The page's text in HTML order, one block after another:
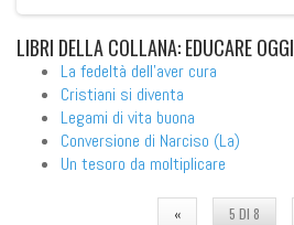
LIBRI DELLA COLLANA: EDUCARE OGGI
La fedeltà dell'aver cura
Cristiani si diventa
Legami di vita buona
Conversione di Narciso (La)
Un tesoro da moltiplicare
« 5 DI 8